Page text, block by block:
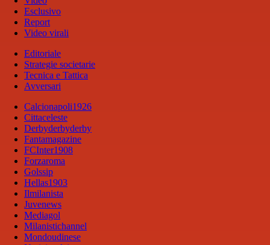
Esclusivo
Report
Video virali
Editoriale
Strategie societarie
Tecnica e Tattica
Avversari
Calcionapoli1926
Cittaceleste
Derbyderbyderby
Fantamagazine
FCInter1908
Forzaroma
Golssip
Hellas1903
Ilmilanista
Juvenews
Mediagol
Milanistichannel
Mondoudinese